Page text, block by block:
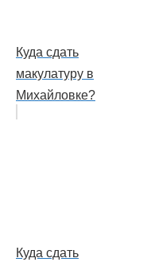
Куда сдать
макулатуру в
Михайловке?
Куда сдать